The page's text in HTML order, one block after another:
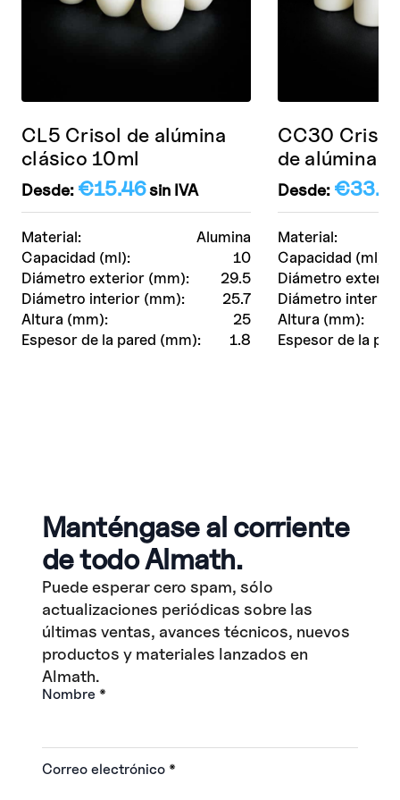
Material:
Alumina
Capacidad (ml):
10
Diámetro exterior (mm):
29.5
Diámetro interior (mm):
25.7
Altura (mm):
25
Espesor de la pared (mm):
1.8
CL5 Crisol de alúmina
clásico 10ml
Desde: €15.46sin IVA
Material:
Capacidad (ml):
Diámetro
Diámetro interior
Altura (mm):
Espesor de la
CC30
de alúmina
Desde: €
Manténgase al corriente
de todo Almath.
Puede esperar cero spam, sólo
actualizaciones periódicas sobre las
últimas ventas, avances técnicos, nuevos
productos y materiales lanzados en
Almath.
Nombre *
Correo electrónico *